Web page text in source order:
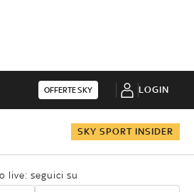
OFFERTE SKY LOGIN
SKY SPORT INSIDER
live: seguici su